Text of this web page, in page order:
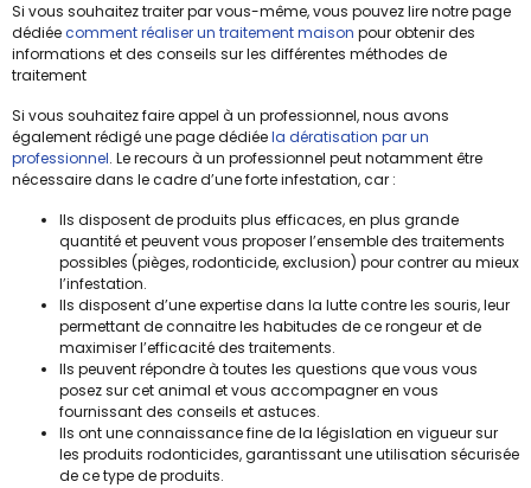
Si vous souhaitez traiter par vous-même, vous pouvez lire notre page
dédiéecomment réaliser un traitement maison pour obtenir des
informations et des conseils sur les différentes méthodes de
traitement
Si vous souhaitez faire appel à un professionnel, nous avons
également rédigé une page dédiéela dératisation par un
professionnel. Le recours à un professionnel peut notamment être
nécessaire dans le cadre d’une forte infestation, car :
Ils disposent de produits plus efficaces, en plus grande
quantité et peuvent vous proposer l’ensemble des traitements
possibles (pièges, rodonticide, exclusion) pour contrer au mieux
l’infestation.
Ils disposent d’une expertise dans la lutte contre les souris, leur
permettant de connaitre les habitudes de ce rongeur et de
maximiser l’efficacité des traitements.
Ils peuvent répondre à toutes les questions que vous vous
posez sur cet animal et vous accompagner en vous
fournissant des conseils et astuces.
Ils ont une connaissance fine de la législation en vigueur sur
les produits rodonticides, garantissant une utilisation sécurisée
de ce type de produits.